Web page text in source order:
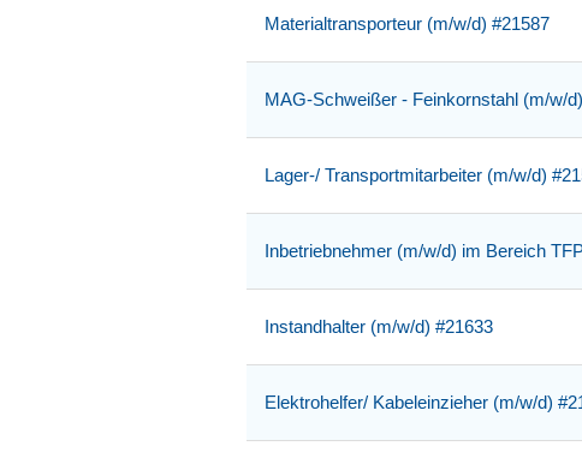
Materialtransporteur (m/w/d) #21587
MAG-Schweißer - Feinkornstahl (m/w/
Lager-/ Transportmitarbeiter (m/w/d)
Inbetriebnehmer (m/w/d) im Bereich
Instandhalter (m/w/d) #21633
Elektrohelfer/ Kabeleinzieher (m/w/d)